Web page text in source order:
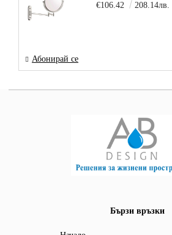
€106.42
208.14лв.
Абонирай се
Бързи връзки